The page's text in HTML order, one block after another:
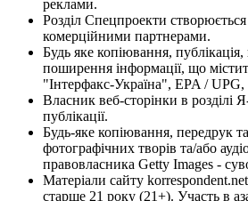
реклами.
Розділ Спецпроекти створюється
комерційними партнерами.
Будь яке копіювання,
поширення інформації, що
"Інтерфакс-Україна", EPA / UPG,
Власник веб-сторінки в розділі
публікації.
Будь-яке копіювання, передрук
фотографічних творів та/або
правовласника Getty Images -
Матеріали сайту
старше 21 року (21+). Участь в